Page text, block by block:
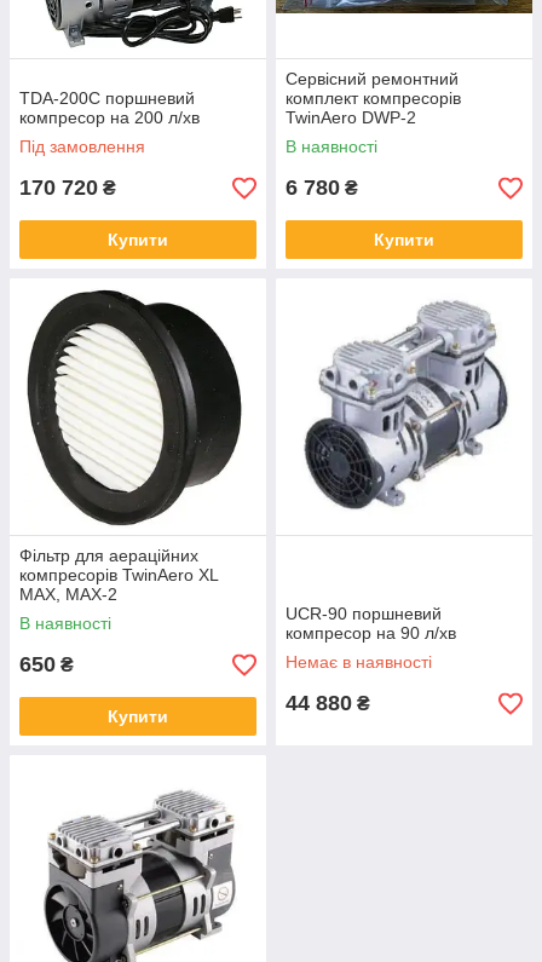
TDA-200C поршневий
компресор на 200 л/хв
Під замовлення
170 720 ₴
Купити
Сервісний ремонтний
комплект компресорів
TwinAero DWP-2
В наявності
6 780 ₴
Купити
Фільтр для аераційних
компресорів TwinAero XL
MAX, MAX-2
В наявності
650 ₴
Купити
UCR-90 поршневий
компресор на 90 л/хв
Немає в наявності
44 880 ₴